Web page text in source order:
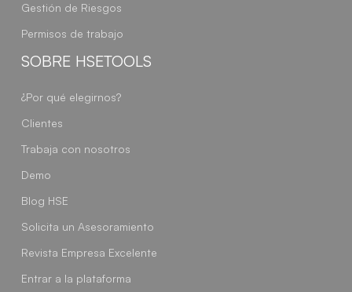
Gestión de Riesgos
Permisos de trabajo
SOBRE HSETOOLS
¿Por qué elegirnos?
Clientes
Trabaja con nosotros
Demo
Blog HSE
Solicita un Asesoramiento
Revista Empresa Excelente
Entrar a la plataforma